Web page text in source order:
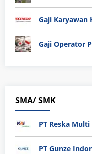
SMA/ SMK
PT Reska
PT Gunze